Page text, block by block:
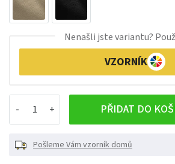
PŘIDAT DO
Nenašli jste variantu?
VZORNÍK
Pošleme Vám vzorník domů